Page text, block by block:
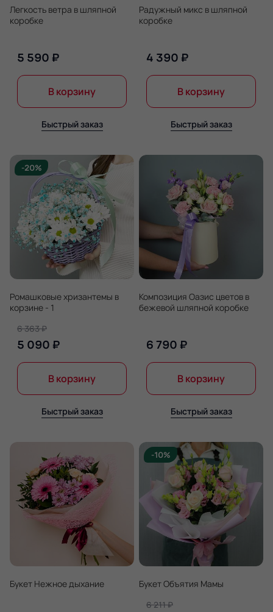
Легкость ветра в шляпной
коробке
5 590 ₽
В корзину
Быстрый заказ
Радужный микс в шляпной
коробке
4 390 ₽
В корзину
Быстрый заказ
-20%
Ромашковые хризантемы в
корзине - 1
5 090 ₽
6 363 ₽
В корзину
Быстрый заказ
Композиция Оазис цветов в
бежевой шляпной коробке
6 790 ₽
В корзину
Быстрый заказ
Букет Нежное дыхание
-10%
Букет Объятия Мамы
6 211 ₽